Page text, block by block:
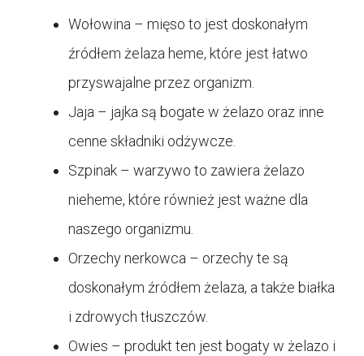
Wołowina – mięso to jest doskonałym
źródłem żelaza heme, które jest łatwo
przyswajalne przez organizm.
Jaja – jajka są bogate w żelazo oraz inne
cenne składniki odżywcze.
Szpinak – warzywo to zawiera żelazo
nieheme, które również jest ważne dla
naszego organizmu.
Orzechy nerkowca – orzechy te są
doskonałym źródłem żelaza, a także białka
i zdrowych tłuszczów.
Owies – produkt ten jest bogaty w żelazo i